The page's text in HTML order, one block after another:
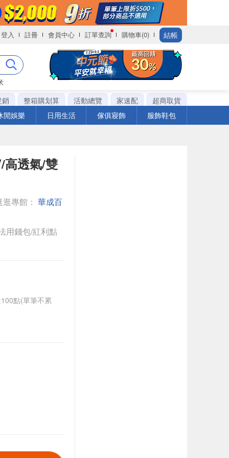
登入 註冊 會員中心 訂單查詢 購物車(0) 結帳
銷
整箱購划算 活動總覽 家速配
超商取貨
閒娛樂
日用生活 傢俱寢飾 服飾鞋包
高透氣/雙
專館： 華成百
用錢包/紅利點
點(單筆不累